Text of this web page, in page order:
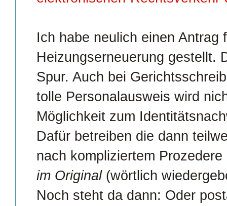
Ich habe neulich einen Antrag
Heizungserneuerung gestellt.
Spur. Auch bei
tolle Personalausweis wird
Möglichkeit zum
Dafür betreiben die dann
nach kompliziertem
im Original(wörtlich
Noch steht da dann: Oder